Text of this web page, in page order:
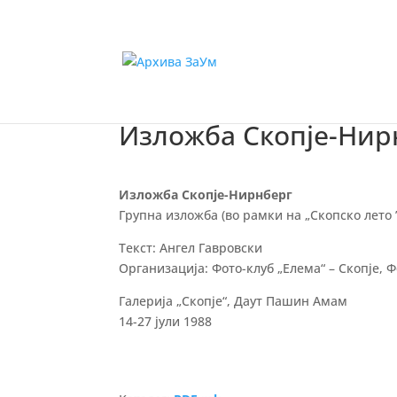
Изложба Скопје-
Изложба Скопје-Нирнберг
Групна изложба (во рамки на „Скопско лето
Текст: Ангел Гавровски
Организација: Фото-клуб „Елема“ – Скопје,
Галерија „Скопје“, Даут Пашин Амам
14-27 јули 1988